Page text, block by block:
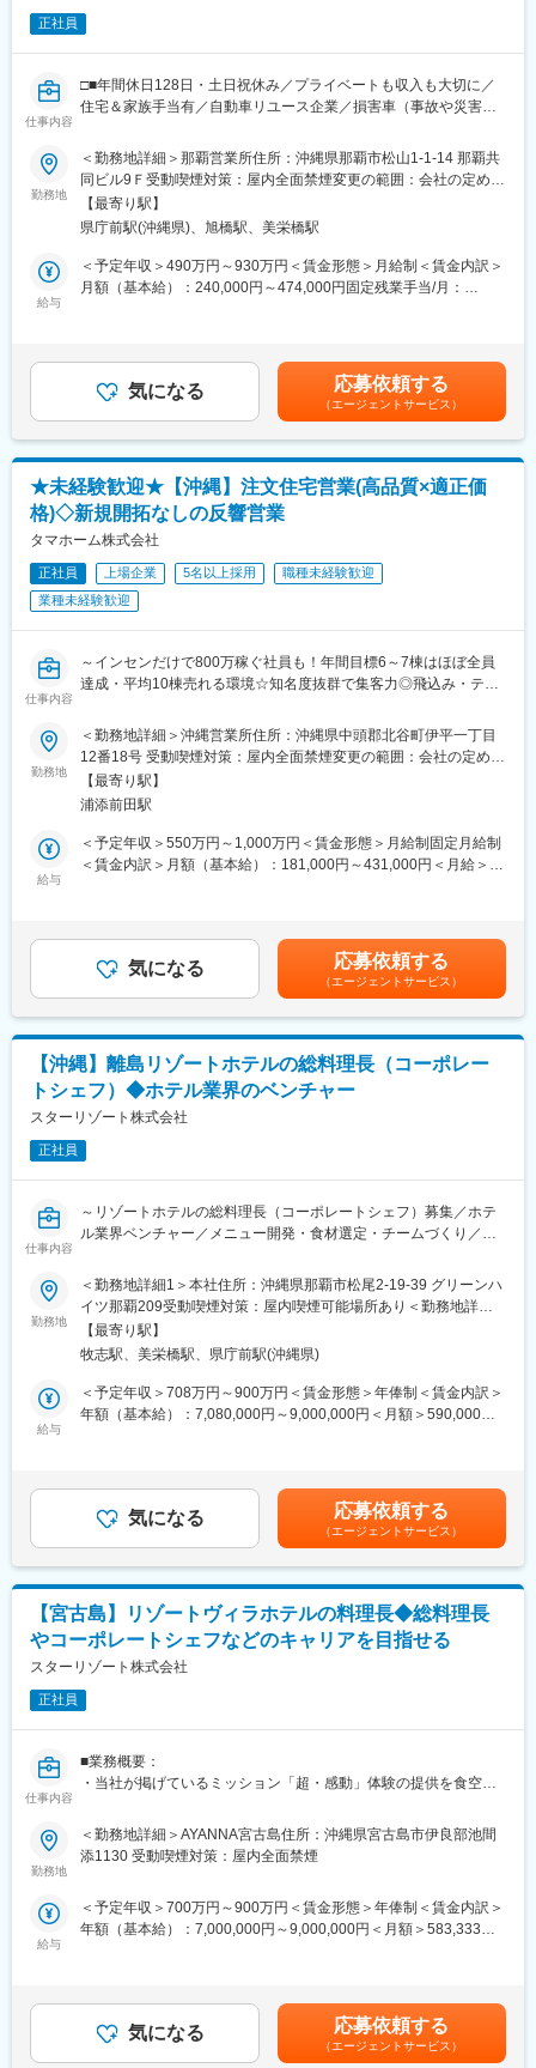
地主様の悩み・・・相続問題、節税対策、建物を建てることによ
る安定的な収入の確保
ご提案内容・・・土地活用と建物の建て替えのご提案
会話することが得意であれば、これまでの経験等一切関係なくご
活躍いただけます♪
★求人の魅力：
自分の頑張りが給与にしっかり反映される分かりやすい評価制度
となっております。
ポートします。
もちろん、インセンティブは全額営業にはいります！
営業の基礎となる挨拶から、実際にお客様の元へ訪問する一連流
れまで、研修を通じて学ぶことが可能です。
★働き方：
お客様都合により、土日どちらかに出勤をする場合があります。
その場合、2~3H程度・土日出社含め月の残業平均は35時間程とな
ります。また時間外手当は1分単位で支給されます。
フレックス制度（コアタイム11時30分～15時30分）を導入してお
り、自分の都合に合わせて業務を調整できます！
変更の範囲：会社の定める業務
正社員
仕事内容
□■年間休日128日・土日祝休み／プライベートも収入も大切に／
住宅＆家族手当有／自動車リユース企業／損害車（事故や災害で
昨今は大規模な風水害が発生し、甚大な数の車や家屋が被害を被
っています。
当社では、被災された方の経済的、精神的な支援の一部として迅
速なアジャスター対応と修理、買取のサービスをご提供してまい
ります。
また、それは、被災地の早期復興と、引き取った車は適正に処理
し資源循環、温暖化抑制に寄与してまいりたいと考えています。
事故や災害などで損傷した車両の損害状況を調査し、修理工場か
ら提出される見積書の内容や修理費用の妥当性を確認していただ
きます。また、修理工場や保険会社との協議を通じて適正な修理
り）
・専用ソフトを使用した損害額/修理費の算出
・修理見積書の内容確認および妥当性の判断
・保険会社向け見積書・報告書の作成および提出
・保険会社との協定・打ち合わせ
・社内からの技術的な相談対応
・その他付随する業務
【モノ・ヒト・情報による循環型社会の実現にむけて】
メイン事業のダメージカーリユース事業を中心に、その周辺事業
して、保険サービスなどにも事業領域を広げ、壊れた車に関する
ニーズにワンストップで応えられる体制を整えています。さら
に、国内外の取引先や、既存の海外オフィスのネットワーク活
用、自動車業界専門の人材紹介事業や、外国人技能実習生の派遣
ることを目指しております。
変更の範囲：会社の定める業務
勤務地
＜勤務地詳細＞那覇営業所住所：沖縄県那覇市松山1-1-14 那覇共
同ビル9Ｆ受動喫煙対策：屋内全面禁煙変更の範囲：会社の定める
事業所
【最寄り駅】
県庁前駅(沖縄県)、旭橋駅、美栄橋駅
給与
＜予定年収＞490万円～930万円＜賃金形態＞月給制＜賃金内訳＞
月額（基本給）：240,000円～474,000円固定残業手当/月：
経験・能力・スキル等を考慮の上、当社規定により決定します。■
昇給：年1回（4月）■決算賞与：年2回※年間平均支給：月収2カ月
分（業績・個人評価に応じて1.5～3カ月分）賃金はあくまでも目
安の金額であり、選考を通じて上下する可能性があります。月給
(月額)は固定手当を含めた表記です。
気になる 応募依頼する
（エージェントサービス）
★未経験歓迎★【沖縄】注文住宅営業(高品質×適正価
格)◇新規開拓なしの反響営業
タマホーム株式会社
正社員 上場企業 5名以上採用
職種未経験歓迎
業種未経験歓迎
仕事内容
～インセンだけで800万稼ぐ社員も！年間目標6～7棟はほぼ全員
達成・平均10棟売れる環境☆知名度抜群で集客力◎飛込み・テレ
■業務概要
モデルハウスへ来場したお客様へ、理想の住まいをご提案しま
す。
広告・CMによる高い認知度があり、問合せ・来店が多い為、飛込
みやテレアポはありません。
観・内観のイメージを作成します。
・提案
モニターを使い住宅設備や間取りイメージを分かりやすくご説明
現地・役所調査、住宅ローンの相談、契約手続き、着工～引渡し
までのフォローを担当します。
■商材の強み
業界平均の約半額で提供できる“高品質×適正価格”が強みで、一般
的に4～6ヶ月かかる工期も約75日で完成します。短工期により、
賃貸の延長や仮住まいの費用負担を抑えられる点も評価されてい
ます。
■教育体制
ーできる育成体制が整っています。
プラン作成はシステム化されており、未経験でもスムーズに提案
可能です。
営業の平均年収は932万、歩合だけで年800万以上稼ぐ社員もいま
す。
れ、案件が進むほど収入も積み上がる仕組みです。
入社3年で主任、4年で係長、9年で支店長に昇進するなど、スピ
ード昇進も可能です。
■働き方・福利厚生
残業月20～30h、年休120日と働きやすい環境です。
子ども同伴勤務制度や半日・時間有給に加え、住宅手当（最大3万
円/月）、住宅取得補助、資格手当、財形・年金制度、出産祝金な
ど福利厚生も充実しています。
破！東証プライム上場・大手ハウスメーカー
◎「日本の家は高すぎる」という想いから、建材の直取引・施工
◎注文住宅を中心に、戸建分譲・リフォーム・集合住宅・マンシ
ョン・保険・インテリアなど幅広く事業展開
勤務地
＜勤務地詳細＞沖縄営業所住所：沖縄県中頭郡北谷町伊平一丁目
12番18号 受動喫煙対策：屋内全面禁煙変更の範囲：会社の定める
事業所
【最寄り駅】
浦添前田駅
給与
＜予定年収＞550万円～1,000万円＜賃金形態＞月給制固定月給制
＜賃金内訳＞月額（基本給）：181,000円～431,000円＜月給＞
定。※平均歩合は262,500円/月※賞与年2回（6、12月）※業績連動■
年収例９年目 支店長／年収2,181万円、４年目 係 長／年収
1,404万円、３年目 主 任／年収1,284万円賃金はあくまでも目
安の金額であり、選考を通じて上下する可能性があります。月給
(月額)は固定手当を含めた表記です。
気になる 応募依頼する
（エージェントサービス）
【沖縄】離島リゾートホテルの総料理長（コーポレー
トシェフ）◆ホテル業界のベンチャー
スターリゾート株式会社
正社員
仕事内容
～リゾートホテルの総料理長（コーポレートシェフ）募集／ホテ
ル業界ベンチャー／メニュー開発・食材選定・チームづくり／業
■業務内容：
全ホテルでの総料理長（コーポレートシェフ）ポジションをお任
せします。
総料理長（コーポレートシェフ）として、当社がプロデュースし
ている各ホテルの「超・感動」体験の提供を食空間を通じて実現
していただきます。
■業務詳細：
・マネジメント・クオリティコントロール…副料理長・調理スタ
ッフの教育・シフト設計・連携促進
・予算管理…原価・人件費の適正管理とレポート作成
・統括責任者としての改善提案・店舗全体の運営改善
■業務の魅力：
当社はリゾートホテルの企画設計・デザインから運営までをトー
タルプロデュースしています。現在は1→10フェーズに突入し、
第二創業期として今後の成長角度・スピード感を底上げできるよ
うな“新しい当たり前を創るキーパーソン”として自らの手で創り上
・経営陣含め、社内の様々なメンバーと密に連携を取り、議論を
重ねながら仕事を進めることができます。
ャーであるため、オリジナリティやクリエイティブ力を存分に活
かせる環境です。
勤務地
＜勤務地詳細1＞本社住所：沖縄県那覇市松尾2-19-39 グリーンハ
イツ那覇209受動喫煙対策：屋内喫煙可能場所あり＜勤務地詳細2
＞AYANNA宮古島住所：沖縄県宮古島市伊良部池間添1130 受動喫
煙対策：屋内全面禁煙
【最寄り駅】
牧志駅、美栄橋駅、県庁前駅(沖縄県)
給与
＜予定年収＞708万円～900万円＜賃金形態＞年俸制＜賃金内訳＞
年額（基本給）：7,080,000円～9,000,000円＜月額＞590,000円
気になる 応募依頼する
（エージェントサービス）
【宮古島】リゾートヴィラホテルの料理長◆総料理長
やコーポレートシェフなどのキャリアを目指せる
スターリゾート株式会社
正社員
仕事内容
■業務概要：
・当社が掲げているミッション「超・感動」体験の提供を食空間
・本ポジションは総料理長と連携しながら自ら手を動かしつつ、
クオリティを高める役割です。
・メニュー開発
・調理業務全般
※総料理長不在時には代理責任者として現場を牽引していただく場
面もあります。
勤務地
＜勤務地詳細＞AYANNA宮古島住所：沖縄県宮古島市伊良部池間
添1130 受動喫煙対策：屋内全面禁煙
給与
＜予定年収＞700万円～900万円＜賃金形態＞年俸制＜賃金内訳＞
年額（基本給）：7,000,000円～9,000,000円＜月額＞583,333円
気になる 応募依頼する
（エージェントサービス）